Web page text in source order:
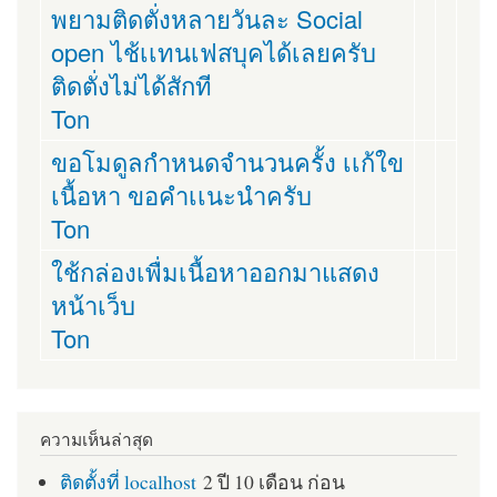
พยามติดตั่งหลายวันละ Social
open ไช้เเทนเฟสบุคได้เลยครับ
ติดตั่งไม่ได้สักที
Ton
ขอโมดูลกำหนดจำนวนครั้ง เเก้ใข
เนื้อหา ขอคำเเนะนำครับ
Ton
ใช้กล่องเพื่มเนื้อหาออกมาแสดง
หน้าเว็บ
Ton
ความเห็นล่าสุด
ติดตั้งที่ localhost 2 ปี 10 เดือน ก่อน